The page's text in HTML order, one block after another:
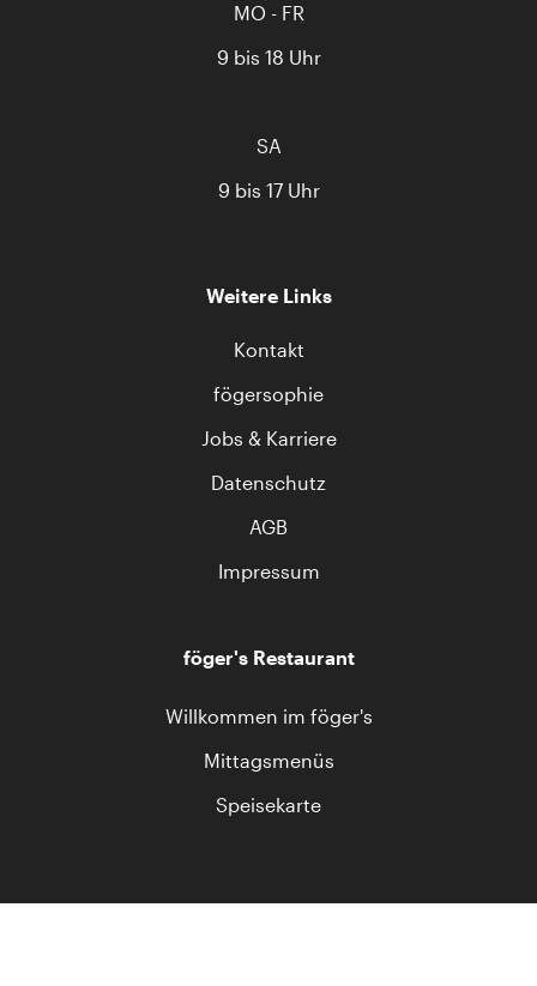
MO - FR
9 bis 18 Uhr
SA
9 bis 17 Uhr
Weitere Links
Kontakt
fögersophie
Jobs & Karriere
Datenschutz
AGB
Impressum
föger's Restaurant
Willkommen im föger's
Mittagsmenüs
Speisekarte